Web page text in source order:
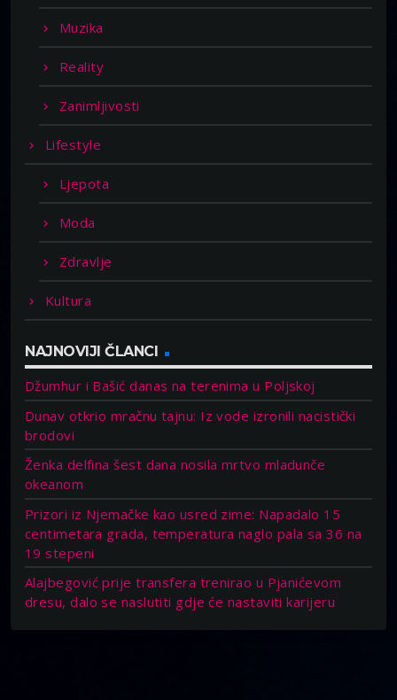
Muzika
Reality
Zanimljivosti
Lifestyle
Ljepota
Moda
Zdravlje
Kultura
NAJNOVIJI ČLANCI
Džumhur i Bašić danas na terenima u Poljskoj
Dunav otkrio mračnu tajnu: Iz vode izronili nacistički
brodovi
Ženka delfina šest dana nosila mrtvo mladunče
okeanom
Prizori iz Njemačke kao usred zime: Napadalo 15
centimetara grada, temperatura naglo pala sa 36 na
19 stepeni
Alajbegović prije transfera trenirao u Pjanićevom
dresu, dalo se naslutiti gdje će nastaviti karijeru